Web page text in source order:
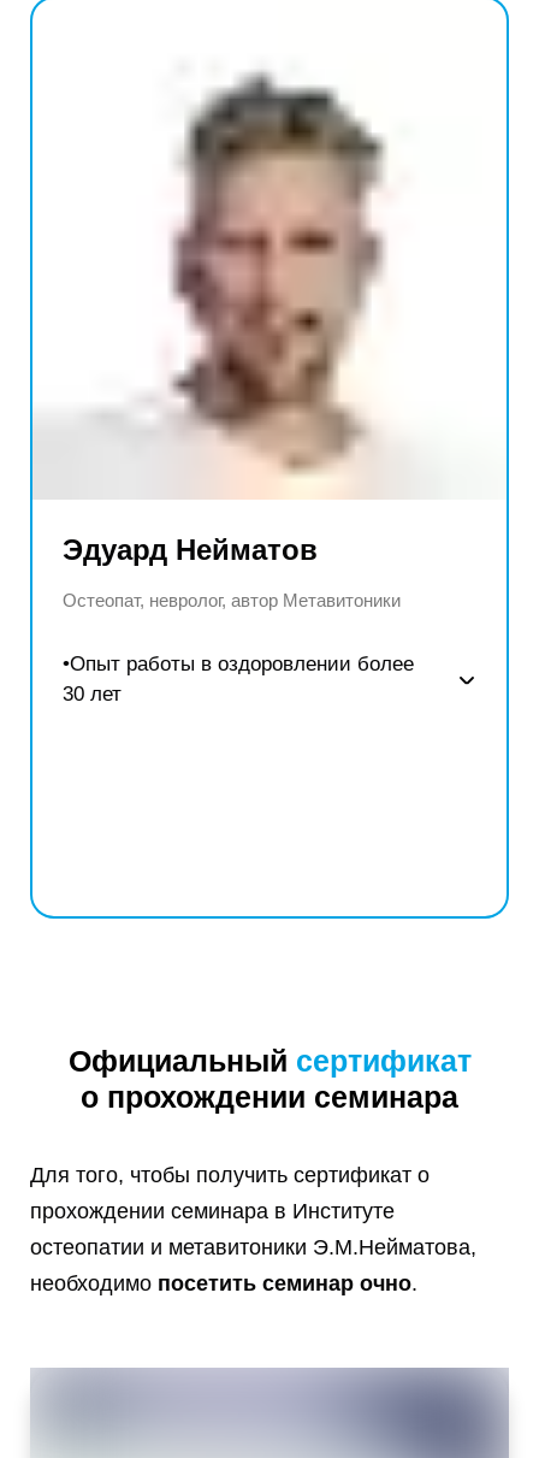
Эдуард Нейматов
Остеопат, невролог, автор Метавитоники
•Опыт работы в оздоровлении более
30 лет
Официальный сертификат
о прохождении семинара
Для того, чтобы получить сертификат о
прохождении семинара в Институте
остеопатии и метавитоники Э.М.Нейматова,
необходимо посетить семинар очно.